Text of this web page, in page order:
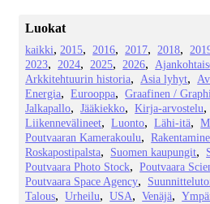
Luokat
kaikki 2015 2016 2017 2018
2023
2024 2025 2026
Arkkitehtuurin historia
Asia lyhyt
Energia
Eurooppa Graafinen /
Jalkapallo
Jääkiekko Kirja-arvostelu
Liikennevälineet
Luonto Lähi-itä
Poutvaaran Kamerakoulu
Roskapostipalsta
Suomen kaupungit
Poutvaara Photo Stock
Poutvaara
Poutvaara Space Agency
Talous
Urheilu USA Venäjä